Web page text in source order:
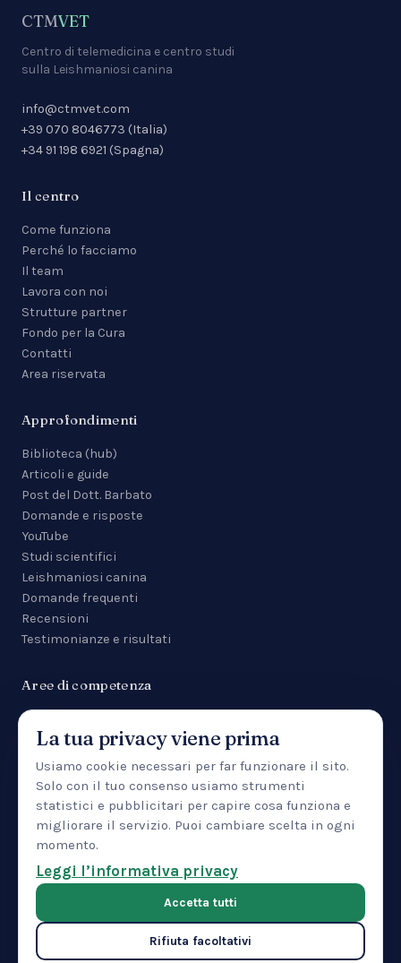
CTMVET
Centro di telemedicina e centro studi
sulla Leishmaniosi canina
info@ctmvet.com
+39 070 8046773 (Italia)
+34 91 198 6921 (Spagna)
Il centro
Come funziona
Perché lo facciamo
Il team
Lavora con noi
Strutture partner
Fondo per la Cura
Contatti
Area riservata
Approfondimenti
Biblioteca (hub)
Articoli e guide
Post del Dott. Barbato
Domande e risposte
YouTube
Studi scientifici
Leishmaniosi canina
Domande frequenti
Recensioni
Testimonianze e risultati
Aree di competenza
Tutte le aree
Malattie da zecca
Anemia
Manifestazioni cutanee
Uveite
Insufficienza renale
Patologia epatica
IBD
Pancreatite
© 2026 CTMVET — Training Center LLC · 30 North Gould Street,
La tua privacy viene prima
Usiamo cookie necessari per far funzionare il sito.
Solo con il tuo consenso usiamo strumenti
statistici e pubblicitari per capire cosa funziona e
migliorare il servizio. Puoi cambiare scelta in ogni
momento.
Leggi l’informativa privacy
Accetta tutti
Rifiuta facoltativi